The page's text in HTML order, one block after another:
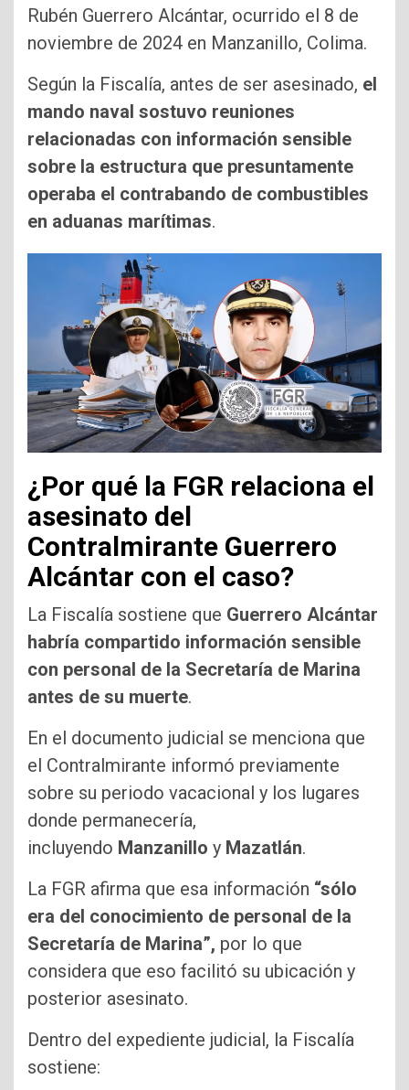
Rubén Guerrero Alcántar, ocurrido el 8 de
noviembre de 2024 en Manzanillo, Colima.
Según la Fiscalía, antes de ser asesinado, el
mando naval sostuvo reuniones
relacionadas con información sensible
sobre la estructura que presuntamente
operaba el contrabando de combustibles
en aduanas marítimas.
¿Por qué la FGR relaciona el
asesinato del
Contralmirante Guerrero
Alcántar con el caso?
La Fiscalía sostiene que Guerrero Alcántar
habría compartido información sensible
con personal de la Secretaría de Marina
antes de su muerte.
En el documento judicial se menciona que
el Contralmirante informó previamente
sobre su periodo vacacional y los lugares
donde permanecería,
incluyendo Manzanillo y Mazatlán.
La FGR afirma que esa información “sólo
era del conocimiento de personal de la
Secretaría de Marina”, por lo que
considera que eso facilitó su ubicación y
posterior asesinato.
Dentro del expediente judicial, la Fiscalía
sostiene: